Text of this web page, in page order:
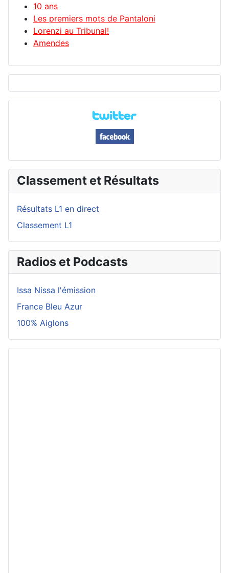
10 ans
Les premiers mots de Pantaloni
Lorenzi au Tribunal!
Amendes
Classement et Résultats
Résultats L1 en direct
Classement L1
Radios et Podcasts
Issa Nissa l'émission
France Bleu Azur
100% Aiglons